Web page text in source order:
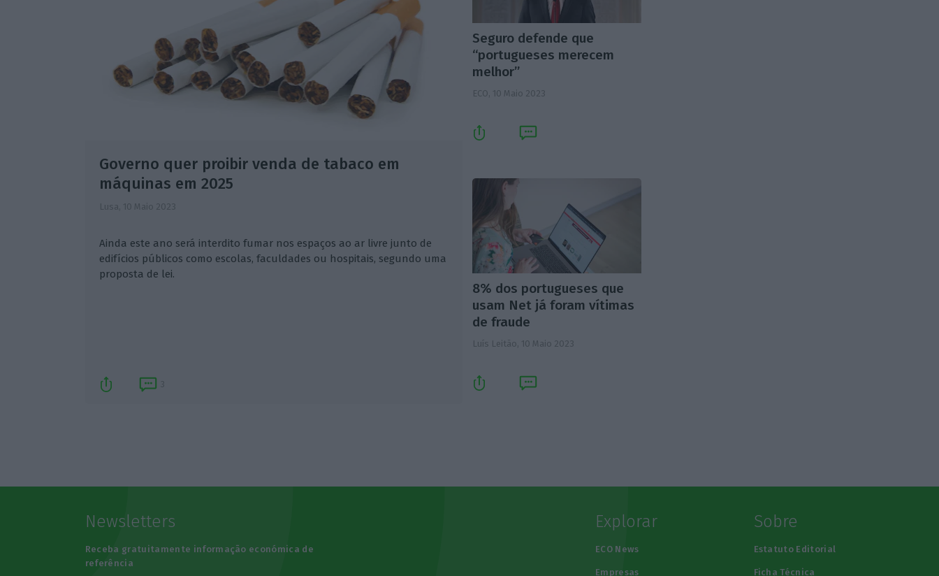
Governo quer proibir venda de tabaco em
máquinas em 2025
Lusa, 10 Maio 2023
Ainda este ano será interdito fumar nos espaços ao ar livre junto de
edifícios públicos como escolas, faculdades ou hospitais, segundo uma
proposta de lei.
3
Seguro defende que
“portugueses merecem
melhor”
ECO, 10 Maio 2023
8% dos portugueses que
usam Net já foram vítimas
de fraude
Luís Leitão, 10 Maio 2023
Newsletters
Receba gratuitamente informação económica de
referência
Explorar
ECO News
Empresas
Sobre
Estatuto Editorial
Ficha Técnica